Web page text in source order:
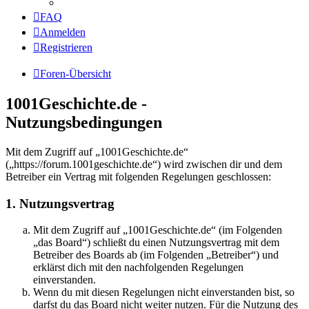
FAQ
Anmelden
Registrieren
Foren-Übersicht
1001Geschichte.de -
Nutzungsbedingungen
Mit dem Zugriff auf „1001Geschichte.de“
(„https://forum.1001geschichte.de“) wird zwischen dir und dem
Betreiber ein Vertrag mit folgenden Regelungen geschlossen:
1. Nutzungsvertrag
Mit dem Zugriff auf „1001Geschichte.de“ (im Folgenden
„das Board“) schließt du einen Nutzungsvertrag mit dem
Betreiber des Boards ab (im Folgenden „Betreiber“) und
erklärst dich mit den nachfolgenden Regelungen
einverstanden.
Wenn du mit diesen Regelungen nicht einverstanden bist, so
darfst du das Board nicht weiter nutzen. Für die Nutzung des